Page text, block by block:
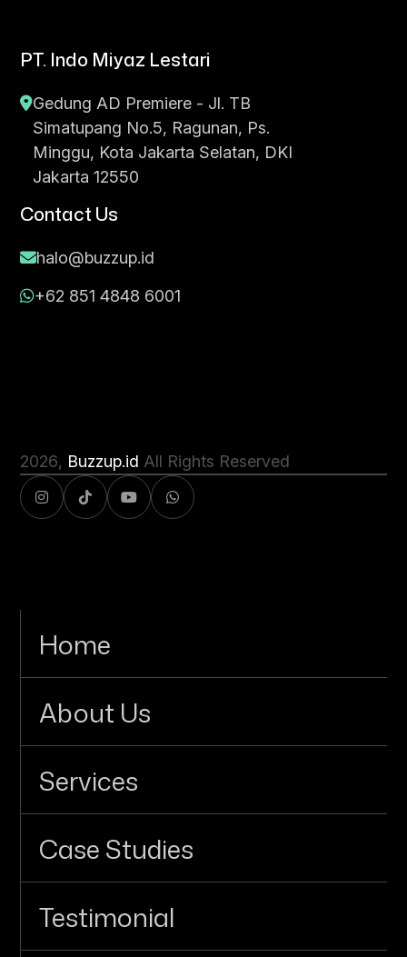
PT. Indo Miyaz Lestari
Gedung AD Premiere - Jl. TB
Simatupang No.5, Ragunan, Ps.
Minggu, Kota Jakarta Selatan, DKI
Jakarta 12550
Contact Us
halo@buzzup.id
+62 851 4848 6001
2026, Buzzup.id All Rights Reserved